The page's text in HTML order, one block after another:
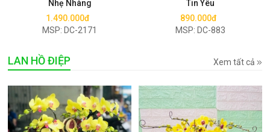
Nhẹ Nhàng
1.490.000đ
MSP: DC-2171
Tin Yêu
890.000đ
MSP: DC-883
LAN HỒ ĐIỆP Xem tất cả